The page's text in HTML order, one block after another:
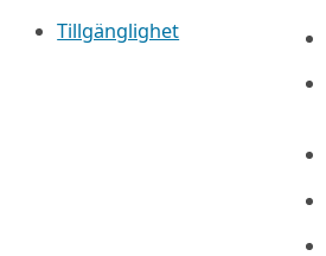
Tillgänglighet